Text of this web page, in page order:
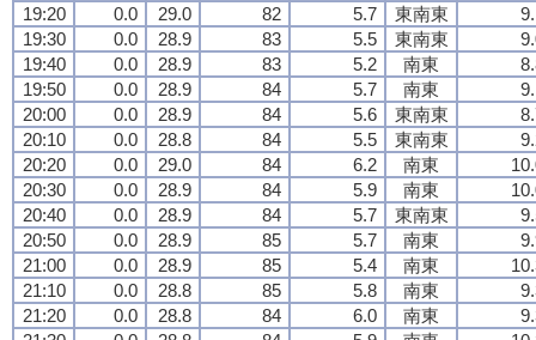
19:20
0.0 29.0 82 5.7 東南東
19:30
0.0 28.9 83 5.5 東南東
19:40
0.0 28.9 83 5.2 南東
19:50
0.0 28.9 84 5.7 南東
20:00
0.0 28.9 84 5.6 東南東
20:10
0.0 28.8 84 5.5 東南東
20:20
0.0 29.0 84 6.2 南東
20:30
0.0 28.9 84 5.9 南東
20:40
0.0 28.9 84 5.7 東南東
20:50
0.0 28.9 85 5.7 南東
21:00
0.0 28.9 85 5.4 南東
21:10
0.0 28.8 85 5.8 南東
21:20
0.0 28.8 84 6.0 南東